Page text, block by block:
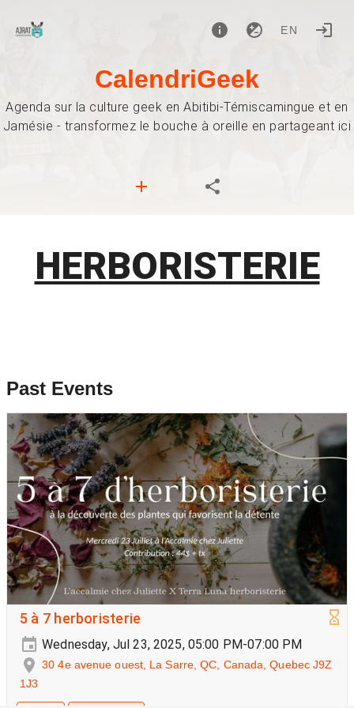
EN
CalendriGeek
Agenda sur la culture geek en Abitibi-Témiscamingue et en
Jamésie - transformez le bouche à oreille en partageant ici
HERBORISTERIE
Past Events
5 à 7 herboristerie
Wednesday, Jul 23, 2025, 05:00 PM-07:00 PM
30 4e avenue ouest, La Sarre, QC, Canada, Quebec J9Z
1J3